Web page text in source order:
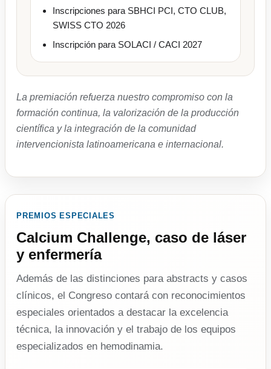
Inscripciones para SBHCI PCI, CTO CLUB,
SWISS CTO 2026
Inscripción para SOLACI / CACI 2027
La premiación refuerza nuestro compromiso con la
formación continua, la valorización de la producción
científica y la integración de la comunidad
intervencionista latinoamericana e internacional.
PREMIOS ESPECIALES
Calcium Challenge, caso de láser
y enfermería
Además de las distinciones para abstracts y casos
clínicos, el Congreso contará con reconocimientos
especiales orientados a destacar la excelencia
técnica, la innovación y el trabajo de los equipos
especializados en hemodinamia.